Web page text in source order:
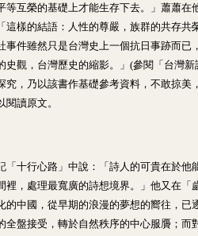
等互榮的基礎上才能生存下去。」蕭蕭在
這樣的結語：人性的尊嚴，族群的共存共
事件雖然只是台灣史上一個抗日事跡而已
史觀，台灣歷史的縮影。」(參閱「台灣新
究，乃以該書作基礎參考資料，不敢掠美
讀原文。
「十行心路」中說：「詩人的可貴在於他
裡，處理最寬廣的詩想境界。」他又在「
的中國，從早期的浪漫的夢想的嚮往，已
全盤接受，轉於自然秩序的中心服贗；而